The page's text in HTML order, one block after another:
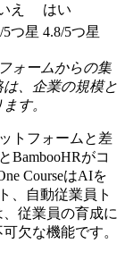
え
はい
5つ星 4.8/5つ星
ォームからの集
、企業の規模と
す。
トフォームと差
BambooHRがコ
CourseはAIを
、自動従業員ト
従業員の育成に
欠な機能です。